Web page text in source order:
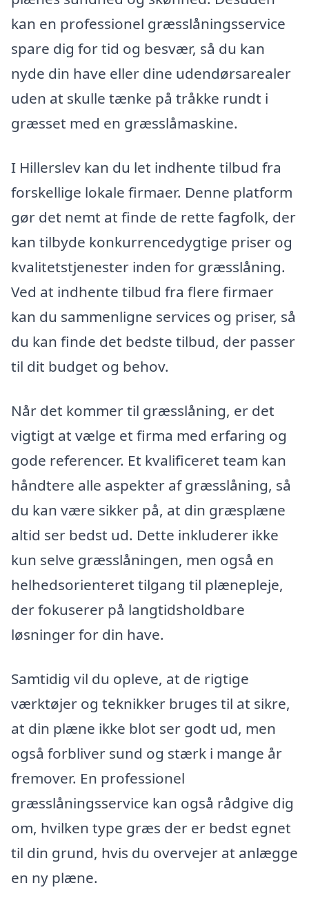
kan en professionel græsslåningsservice
spare dig for tid og besvær, så du kan
nyde din have eller dine udendørsarealer
uden at skulle tænke på tråkke rundt i
græsset med en græsslåmaskine.
I Hillerslev kan du let indhente tilbud fra
forskellige lokale firmaer. Denne platform
gør det nemt at finde de rette fagfolk, der
kan tilbyde konkurrencedygtige priser og
kvalitetstjenester inden for græsslåning.
Ved at indhente tilbud fra flere firmaer
kan du sammenligne services og priser, så
du kan finde det bedste tilbud, der passer
til dit budget og behov.
Når det kommer til græsslåning, er det
vigtigt at vælge et firma med erfaring og
gode referencer. Et kvalificeret team kan
håndtere alle aspekter af græsslåning, så
du kan være sikker på, at din græsplæne
altid ser bedst ud. Dette inkluderer ikke
kun selve græsslåningen, men også en
helhedsorienteret tilgang til plænepleje,
der fokuserer på langtidsholdbare
løsninger for din have.
Samtidig vil du opleve, at de rigtige
værktøjer og teknikker bruges til at sikre,
at din plæne ikke blot ser godt ud, men
også forbliver sund og stærk i mange år
fremover. En professionel
græsslåningsservice kan også rådgive dig
om, hvilken type græs der er bedst egnet
til din grund, hvis du overvejer at anlægge
en ny plæne.